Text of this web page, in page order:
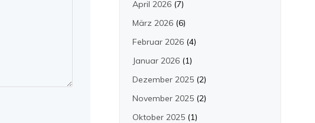
April 2026(7)
März 2026(6)
Februar 2026(4)
Januar 2026(1)
Dezember 2025(2)
November 2025(2)
Oktober 2025(1)